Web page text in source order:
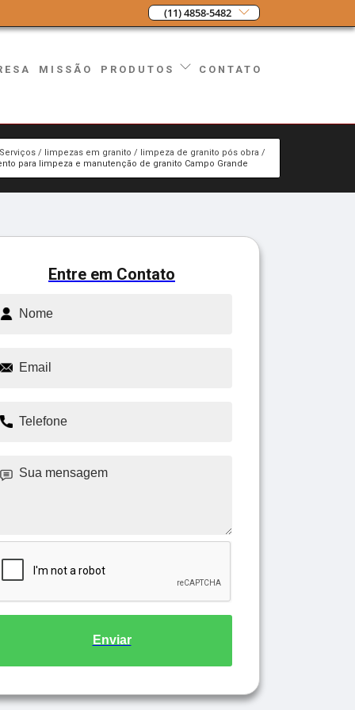
(11) 4858-5482
MISSÃO PRODUTOS CONTATO
limpezas em granito
limpeza de granito pós obra
para limpeza e manutenção de granito Campo Grande
Entre em Contato
Enviar